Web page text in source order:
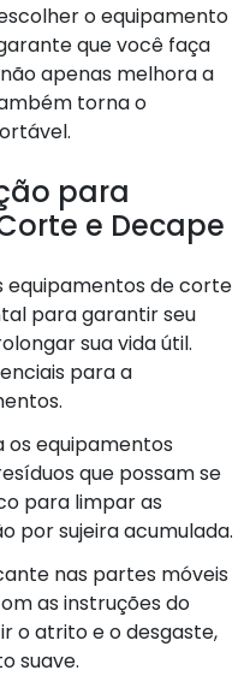
o equipamento
que você faça
apenas melhora a
torna o
para
e Decape
equipamentos de corte
para garantir seu
sua vida útil.
para a
os equipamentos
que possam se
para limpar as
por sujeira acumulada.
nas partes móveis
as instruções do
o atrito e o desgaste,
suave.